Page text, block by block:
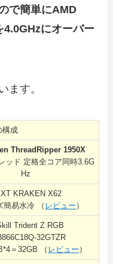
で簡単にAMD
にオーバー
ます。
構成
ThreadRipper 1950X
ッド 定格全コア同時3.6G
Hz
KRAKEN X62
簡易水冷 （ レビュー ）
Trident Z RGB
32GTZR
＝32GB （ レビュー ）